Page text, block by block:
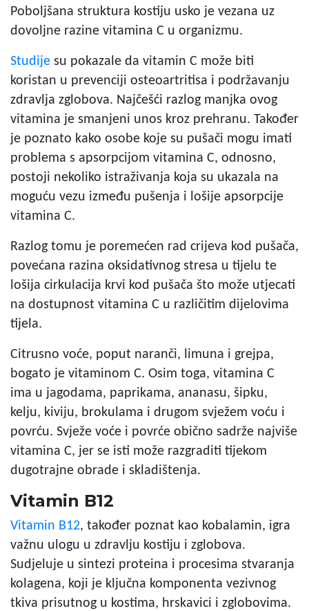
Poboljšana struktura kostiju usko je vezana uz
dovoljne razine vitamina C u organizmu.
Studije su pokazale da vitamin C može biti
koristan u prevenciji osteoartritisa i podržavanju
zdravlja zglobova. Najčešći razlog manjka ovog
vitamina je smanjeni unos kroz prehranu. Također
je poznato kako osobe koje su pušači mogu imati
problema s apsorpcijom vitamina C, odnosno,
postoji nekoliko istraživanja koja su ukazala na
moguću vezu između pušenja i lošije apsorpcije
vitamina C.
Razlog tomu je poremećen rad crijeva kod pušača,
povećana razina oksidativnog stresa u tijelu te
lošija cirkulacija krvi kod pušača što može utjecati
na dostupnost vitamina C u različitim dijelovima
tijela.
Citrusno voće, poput naranči, limuna i grejpa,
bogato je vitaminom C. Osim toga, vitamina C
ima u jagodama, paprikama, ananasu, šipku,
kelju, kiviju, brokulama i drugom svježem voću i
povrću. Svježe voće i povrće obično sadrže najviše
vitamina C, jer se isti može razgraditi tijekom
dugotrajne obrade i skladištenja.
Vitamin B12
Vitamin B12, također poznat kao kobalamin, igra
važnu ulogu u zdravlju kostiju i zglobova.
Sudjeluje u sintezi proteina i procesima stvaranja
kolagena, koji je ključna komponenta vezivnog
tkiva prisutnog u kostima, hrskavici i zglobovima.